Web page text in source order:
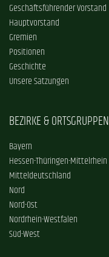
Geschäftsführender Vorstand
Hauptvorstand
Gremien
Positionen
Geschichte
Unsere Satzungen
BEZIRKE & ORTSGRUPPEN
Bayern
Hessen-Thüringen-Mittelrhein
Mitteldeutschland
Nord
Nord-Ost
Nordrhein-Westfalen
Süd-West